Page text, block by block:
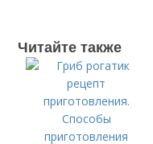
Читайте также